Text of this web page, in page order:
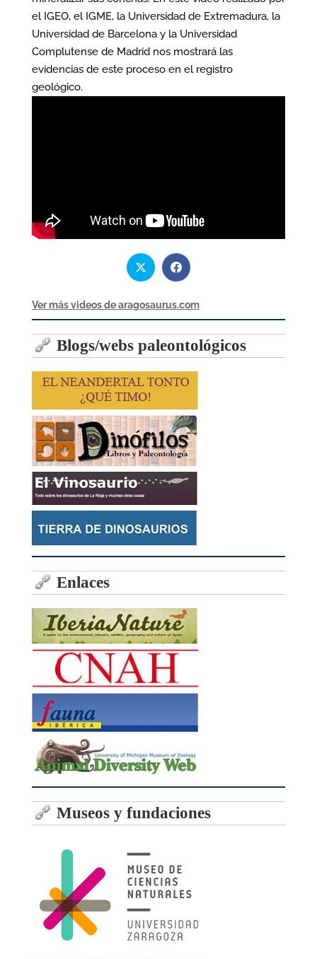
el IGEO, el IGME, la Universidad de Extremadura, la
Universidad de Barcelona y la Universidad
Complutense de Madrid nos mostrará las
evidencias de este proceso en el registro
geológico.
Ver más videos de aragosaurus.com
Blogs/webs paleontológicos
Enlaces
Museos y fundaciones